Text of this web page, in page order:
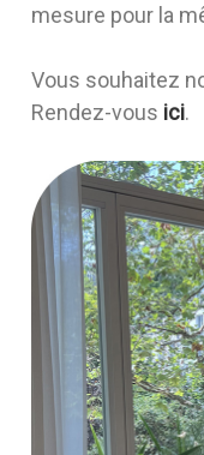
mesure pour la
Vous souhaitez
Rendez-vous ici.